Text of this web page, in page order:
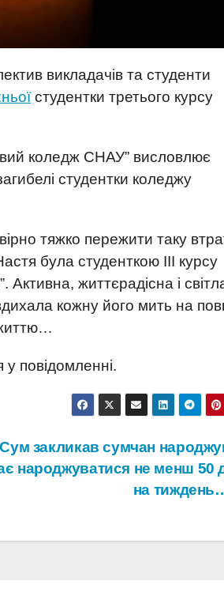
викладачів та студенти
студентки третього курсу
коледж СНАУ” висловлює
студентки коледжу
тяжко пережити таку
була студенткою ІІІ курсу
Активна, життєрадісна і
кожну його мить на
життю…
у повідомленні.
закликав сумчан
народжуватися не менш 50
на